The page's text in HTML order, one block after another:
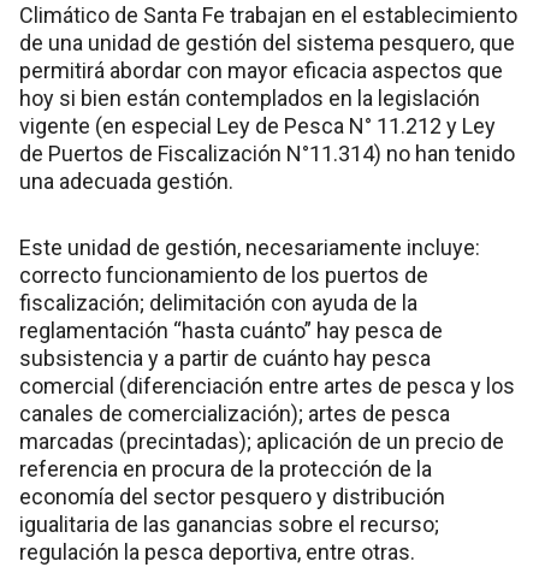
Climático de Santa Fe trabajan en el establecimiento
de una unidad de gestión del sistema pesquero, que
permitirá abordar con mayor eficacia aspectos que
hoy si bien están contemplados en la legislación
vigente (en especial Ley de Pesca N° 11.212 y Ley
de Puertos de Fiscalización N°11.314) no han tenido
una adecuada gestión.
Este unidad de gestión, necesariamente incluye:
correcto funcionamiento de los puertos de
fiscalización; delimitación con ayuda de la
reglamentación “hasta cuánto” hay pesca de
subsistencia y a partir de cuánto hay pesca
comercial (diferenciación entre artes de pesca y los
canales de comercialización); artes de pesca
marcadas (precintadas); aplicación de un precio de
referencia en procura de la protección de la
economía del sector pesquero y distribución
igualitaria de las ganancias sobre el recurso;
regulación la pesca deportiva, entre otras.